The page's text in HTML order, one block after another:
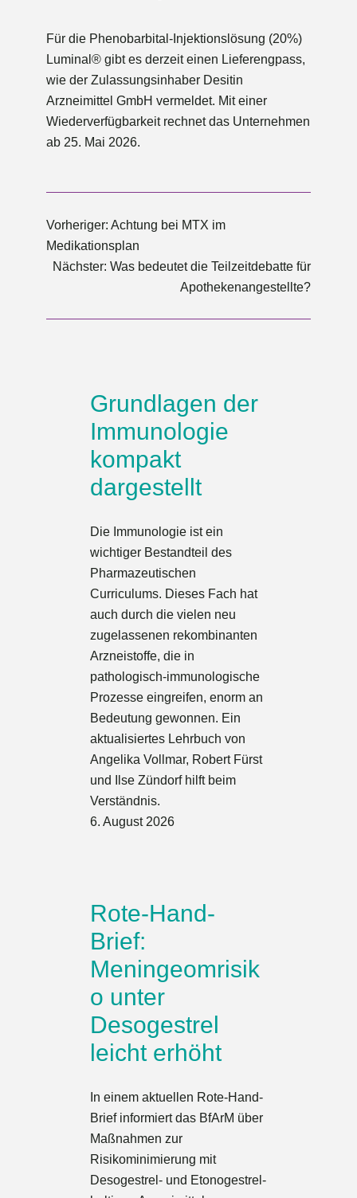
Für die Phenobarbital-Injektionslösung (20%)
Luminal® gibt es derzeit einen Lieferengpass,
wie der Zulassungsinhaber Desitin
Arzneimittel GmbH vermeldet. Mit einer
Wiederverfügbarkeit rechnet das Unternehmen
ab 25. Mai 2026.
Vorheriger: Achtung bei MTX im
Medikationsplan
Nächster: Was bedeutet die Teilzeitdebatte für
Apothekenangestellte?
Grundlagen der
Immunologie
kompakt
dargestellt
Die Immunologie ist ein
wichtiger Bestandteil des
Pharmazeutischen
Curriculums. Dieses Fach hat
auch durch die vielen neu
zugelassenen rekombinanten
Arzneistoffe, die in
pathologisch-immunologische
Prozesse eingreifen, enorm an
Bedeutung gewonnen. Ein
aktualisiertes Lehrbuch von
Angelika Vollmar, Robert Fürst
und Ilse Zündorf hilft beim
Verständnis.
6. August 2026
Rote-Hand-
Brief:
Meningeomrisik
o unter
Desogestrel
leicht erhöht
In einem aktuellen Rote-Hand-
Brief informiert das BfArM über
Maßnahmen zur
Risikominimierung mit
Desogestrel- und Etonogestrel-